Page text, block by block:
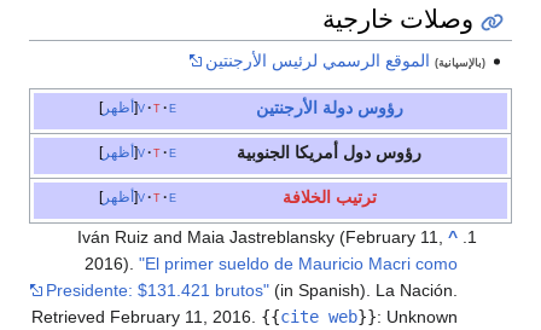
وصلات خارجية
(بالإسپانية) الموقع الرسمي لرئيس الأرجنتين
أظهر v t e رؤوس دولة الأرجنتين
أظهر v t e رؤوس دول أمريكا الجنوبية
أظهر v t e ترتيب الخلافة
^
Iván Ruiz and Maia Jastreblansky (February 11,
2016)."El primer sueldo de Mauricio Macri como
Presidente: $131.421 brutos" (in Spanish). La Nación
Retrieved February 11, 2016 {{cite web}}: Unknown